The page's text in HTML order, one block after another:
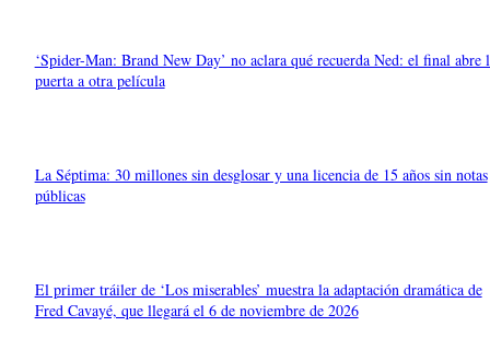
‘Spider-Man: Brand New Day’ no aclara qué recuerda Ned: el final abre
puerta a otra película
La Séptima: 30 millones sin desglosar y una licencia de 15 años sin notas
públicas
El primer tráiler de ‘Los miserables’ muestra la adaptación dramática de
Fred Cavayé, que llegará el 6 de noviembre de 2026